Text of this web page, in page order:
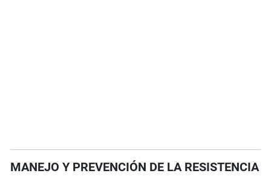
MANEJO Y PREVENCIÓN DE LA RESISTENCIA